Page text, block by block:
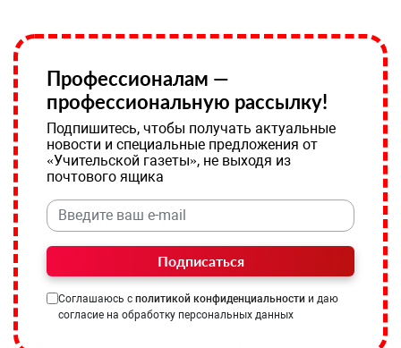
Профессионалам —
профессиональную рассылку!
Подпишитесь, чтобы получать актуальные
новости и специальные предложения от
«Учительской газеты», не выходя из
почтового ящика
Подписаться
Соглашаюсь с политикой конфиденциальности и даю
согласие на обработку персональных данных